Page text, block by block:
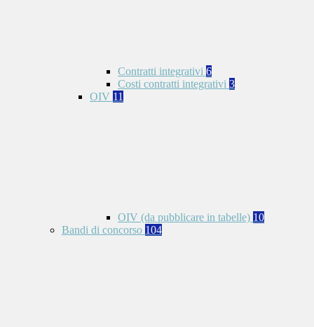
Contratti integrativi 6
Costi contratti integrativi 3
OIV 11
OIV (da pubblicare in tabelle) 10
Bandi di concorso 104